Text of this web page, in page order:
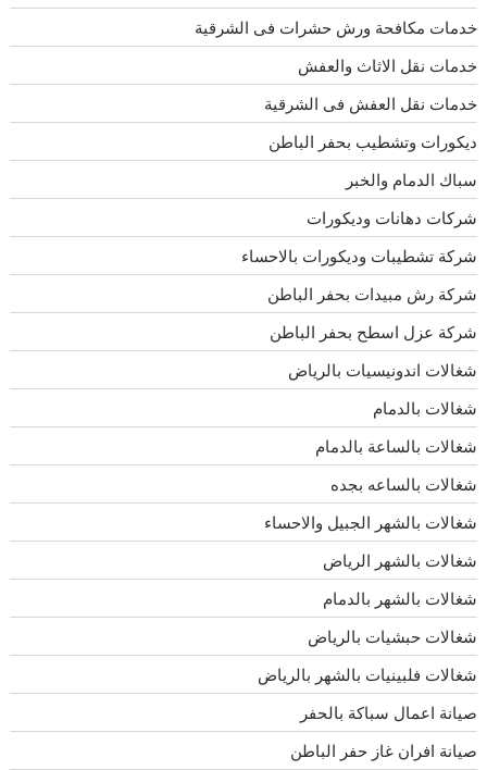
خدمات مكافحة ورش حشرات فى الشرقية
خدمات نقل الاثاث والعفش
خدمات نقل العفش فى الشرقية
ديكورات وتشطيب بحفر الباطن
سباك الدمام والخبر
شركات دهانات وديكورات
شركة تشطيبات وديكورات بالاحساء
شركة رش مبيدات بحفر الباطن
شركة عزل اسطح بحفر الباطن
شغالات اندونيسيات بالرياض
شغالات بالدمام
شغالات بالساعة بالدمام
شغالات بالساعه بجده
شغالات بالشهر الجبيل والاحساء
شغالات بالشهر الرياض
شغالات بالشهر بالدمام
شغالات حبشيات بالرياض
شغالات فلبينيات بالشهر بالرياض
صيانة اعمال سباكة بالحفر
صيانة افران غاز حفر الباطن